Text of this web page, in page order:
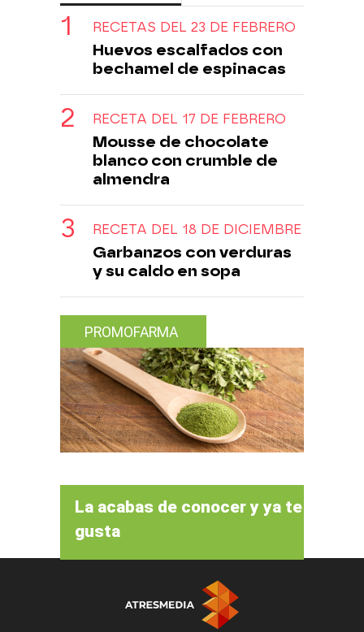
RECETAS DEL 23 DE FEBRERO
Huevos escalfados con
bechamel de espinacas
RECETA DEL 17 DE FEBRERO
Mousse de chocolate
blanco con crumble de
almendra
RECETA DEL 18 DE DICIEMBRE
Garbanzos con verduras
y su caldo en sopa
PROMOFARMA
La acabas de conocer y ya te
gusta